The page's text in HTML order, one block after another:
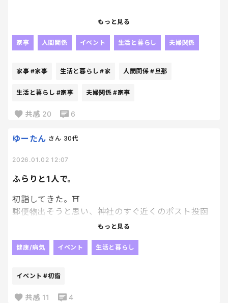
なんで苦痛ばかりなのよ。
私はただゆっくりしたいだけなんだよ。
あーーー、これ、すげぇ、愚痴。
さほど期待はしていなかったけど、すごい！
昨日から箱根駅伝にフル参加してる。
一区間どころか、全区間常駐してるよ。
家事？？？
あのタスキ、どこで落とした？
誰も代走来ない、ずっと一区間、給水なし。
ここまでくると、文句を言う気も起きない。
逆に関心してる。
宣言したことスポーンと忘れて、一貫して不参加の姿
勢。
もっと見る
家事 人間関係 イベント 生活と暮らし 夫婦関係
家事 #家事 生活と暮らし #家 人間関係 #旦那
生活と暮らし #家事 夫婦関係 #家事
共感 20 6
ふらりと1人で。
ゆーたん さん 30代
2026.01.02 12:07
初詣してきた。⛩️
郵便物出そうと思い、神社のすぐ近くのポスト投函
した後で、人ごみじゃなかったら参拝しよーと言っ
参拝ってどうやるんだったけか、と前の人をガン見
そのあとはおみくじやらおまもりを一通り買い、帰
私は本厄だから厄除け守り、旦那は酒守り、息子は健
もっと見る
健康/病気 イベント 生活と暮らし
イベント #初詣
共感 11 4